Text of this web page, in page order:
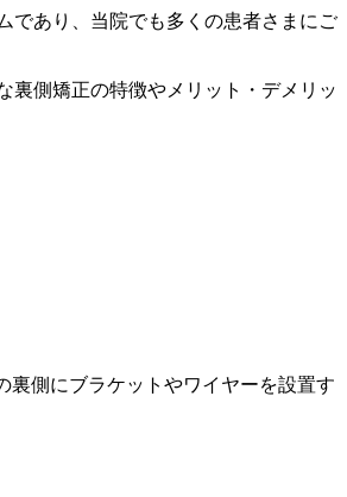
であり、当院でも多くの患者さまにご
裏側矯正の特徴やメリット・デメリッ
裏側にブラケットやワイヤーを設置す